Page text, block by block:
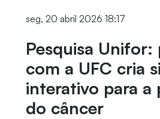
seg, 20 abril 2026 18:17
Pesquisa Unifor:
com a UFC cria
interativo para a
do câncer